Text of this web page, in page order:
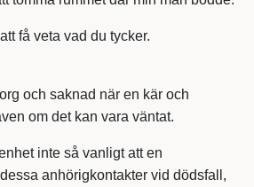
få veta vad du tycker.
och saknad när en kär och
om det kan vara väntat.
inte så vanligt att en
anhörigkontakter vid dödsfall,